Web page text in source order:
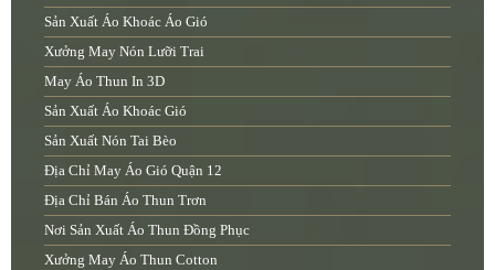
Sản Xuất Áo Khoác Áo Gió
Xưởng May Nón Lưỡi Trai
May Áo Thun In 3D
Sản Xuất Áo Khoác Gió
Sản Xuất Nón Tai Bèo
Địa Chỉ May Áo Gió Quận 12
Địa Chỉ Bán Áo Thun Trơn
Nơi Sản Xuất Áo Thun Đồng Phục
Xưởng May Áo Thun Cotton